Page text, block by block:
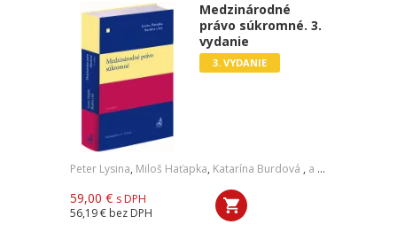
Medzinárodné
právo súkromné. 3.
vydanie
3. VYDANIE
Peter Lysina, Miloš Haťapka, Katarína Burdová , a kol.
59,00 € s DPH
56,19 € bez DPH